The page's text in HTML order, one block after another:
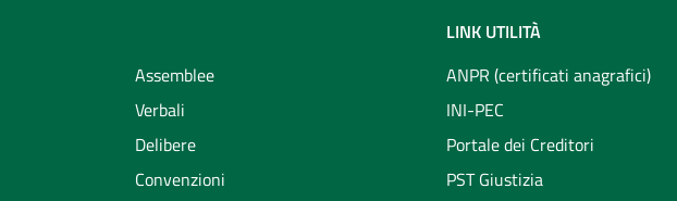
Assemblee
Verbali
Delibere
Convenzioni
LINK UTILITÀ
ANPR (certificati anagrafici)
INI-PEC
Portale dei Creditori
PST Giustizia